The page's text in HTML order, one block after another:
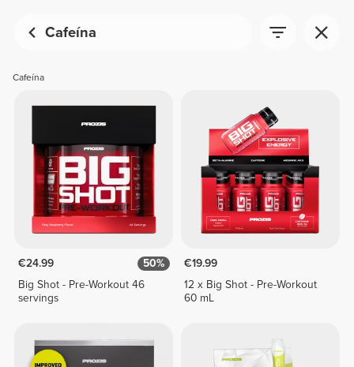
Cafeína
Cafeína
€24.99
50%
Big Shot - Pre-Workout 46
servings
€19.99
12 x Big Shot - Pre-Workout
60 mL